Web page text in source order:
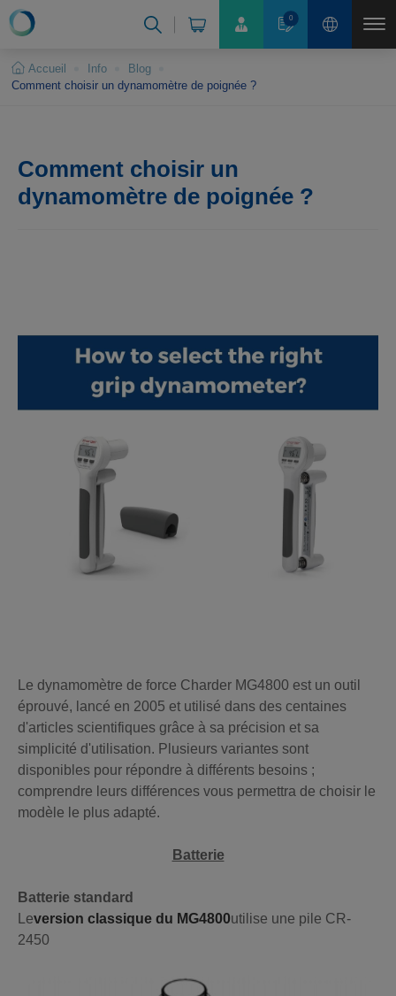
0
Accueil Info
Blog
Comment choisir un dynamomètre de poignée ?
Comment choisir un
dynamomètre de poignée ?
Le dynamomètre de force Charder MG4800 est un outil
éprouvé, lancé en 2005 et utilisé dans des centaines
d'articles scientifiques grâce à sa précision et sa
simplicité d'utilisation. Plusieurs variantes sont
disponibles pour répondre à différents besoins ;
comprendre leurs différences vous permettra de choisir le
modèle le plus adapté.
Batterie
Batterie standard
Leversion classique du MG4800utilise une pile CR-
2450
Panneau de gestion des cookies